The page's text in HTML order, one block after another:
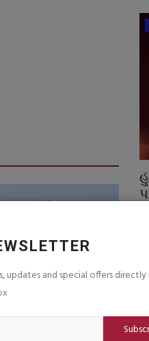
and special offers directly
અને વિધાનસભામાં મહિલા